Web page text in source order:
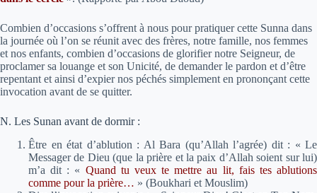
Combien d’occasions s’offrent à nous pour pratiquer cette Sunna dans
la journée où l’on se réunit avec des frères, notre famille, nos femmes
et nos enfants, combien d’occasions de glorifier notre Seigneur, de
proclamer sa louange et son Unicité, de demander le pardon et d’être
repentant et ainsi d’expier nos péchés simplement en prononçant cette
invocation avant de se quitter.
N. Les Sunan avant de dormir :
Être en état d’ablution : Al Bara (qu’Allah l’agrée) dit : « Le
Messager de Dieu (que la prière et la paix d’Allah soient sur lui)
m’a dit : « Quand tu veux te mettre au lit, fais tes ablutions
comme pour la prière… » (Boukhari et Mouslim)